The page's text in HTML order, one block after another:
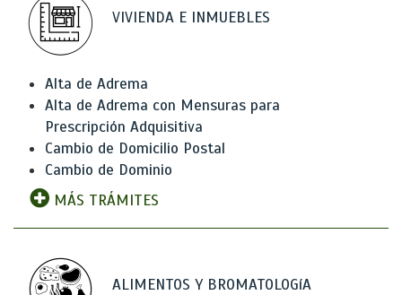
VIVIENDA E INMUEBLES
Alta de Adrema
Alta de Adrema con Mensuras para
Prescripción Adquisitiva
Cambio de Domicilio Postal
Cambio de Dominio
MÁS TRÁMITES
ALIMENTOS Y BROMATOLOGíA